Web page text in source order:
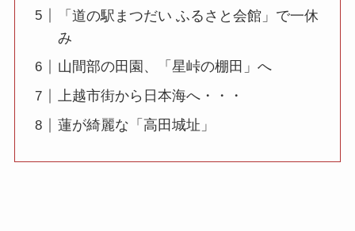
「道の駅まつだい ふるさと会館」で一休
み
山間部の田園、「星峠の棚田」へ
上越市街から日本海へ・・・
蓮が綺麗な「高田城址」